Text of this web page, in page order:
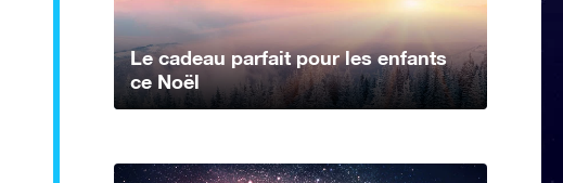
Le cadeau parfait pour les enfants
ce Noël